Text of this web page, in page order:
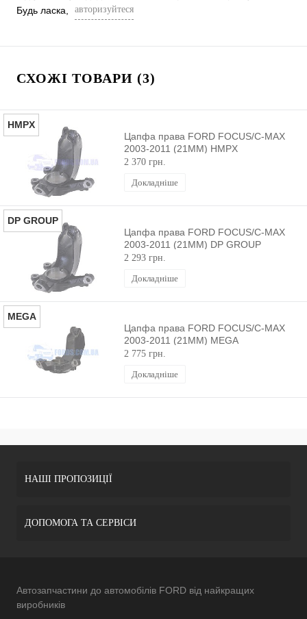
Будь ласка,
авторизуйтеся
СХОЖІ ТОВАРИ (3)
HMPX
Цапфа права FORD FOCUS/C-MAX
2003-2011 (21MM) HMPX
2 370 грн.
Докладніше
DP GROUP
Цапфа права FORD FOCUS/C-MAX
2003-2011 (21MM) DP GROUP
2 293 грн.
Докладніше
MEGA
Цапфа права FORD FOCUS/C-MAX
2003-2011 (21MM) MEGA
2 775 грн.
Докладніше
НАШІ ПРОПОЗИЦІЇ
ДОПОМОГА ТА СЕРВІСИ
Автозапчастини до автомобілів FORD від найкращих
виробників